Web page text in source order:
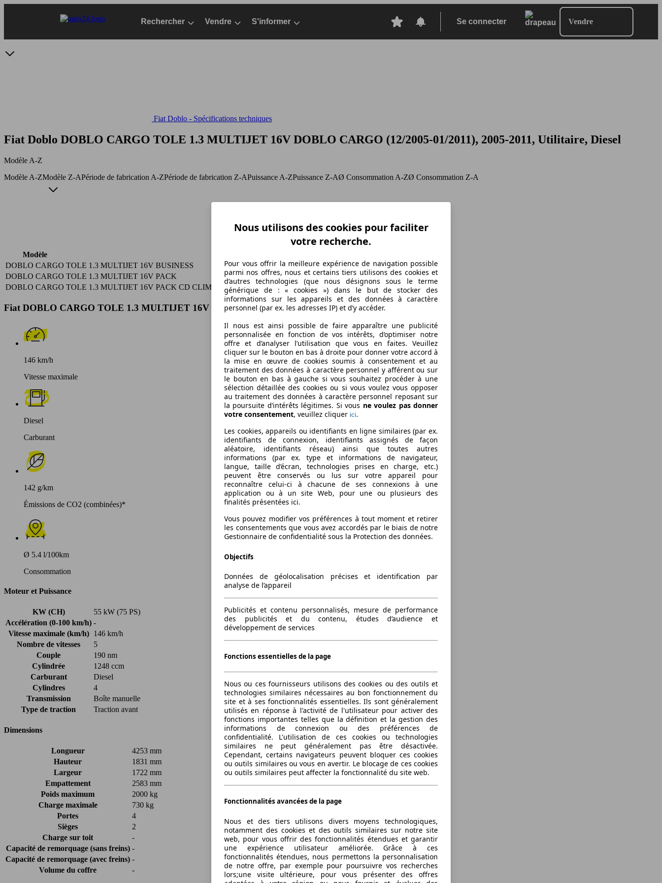
Rechercher Vendre S'informer Se connecter Vendre
Fiat Doblo - Spécifications techniques
Fiat Doblo DOBLO CARGO TOLE 1.3 MULTIJET 16V DOBLO CARGO (12/2005-01/2011), 2005-2011, Utilitaire, Diesel
Modèle A-Z
Modèle A-ZModèle Z-APériode de fabrication A-ZPériode de fabrication Z-APuissance A-ZPuissance Z-AØ Consommation A-ZØ Consommation Z-A
Modèle
DOBLO CARGO TOLE 1.3 MULTIJET 16V BUSINESS 2005/12 - 2011/01 55 KW (75 PS) 5.4 l/100km
DOBLO CARGO TOLE 1.3 MULTIJET 16V PACK
2005/12 - 2011/01 55 KW (75 PS) 5.4 l/100km
DOBLO CARGO TOLE 1.3 MULTIJET 16V PACK CD CLIM
2005/12 - 2011/01 55 KW (75 PS) 5.4 l/100km
Fiat DOBLO CARGO TOLE 1.3 MULTIJET 16V BUSINESS Spécifications techniques
146 km/h
Vitesse maximale
Diesel
Carburant
142 g/km
Émissions de CO2 (combinées)*
Ø 5.4 l/100km
Consommation
Moteur et Puissance
KW (CH)
55 kW (75 PS)
Accélération (0-100 km/h) -
Vitesse maximale (km/h)
146 km/h
Nombre de vitesses
5
Couple
190 nm
Cylindrée
1248 ccm
Carburant
Diesel
Cylindres
4
Transmission
Boîte manuelle
Type de traction
Traction avant
Dimensions
Longueur
4253 mm
Hauteur
1831 mm
Largeur
1722 mm
Empattement
2583 mm
Poids maximum
2000 kg
Charge maximale
730 kg
Portes
4
Sièges
2
Charge sur toit
-
Capacité de remorquage (sans freins) -
Capacité de remorquage (avec freins) -
Volume du coffre
-
Nous utilisons des cookies pour faciliter
votre recherche.
Pour vous offrir la meilleure expérience de navigation possible
parmi nos offres, nous et certains tiers utilisons des cookies et
d’autres technologies (que nous désignons sous le terme
générique de : « cookies ») dans le but de stocker des
informations sur les appareils et des données à caractère
personnel (par ex. les adresses IP) et d’y accéder.
Il nous est ainsi possible de faire apparaître une publicité
personnalisée en fonction de vos intérêts, d’optimiser notre
offre et d’analyser l’utilisation que vous en faites. Veuillez
cliquer sur le bouton en bas à droite pour donner votre accord à
la mise en œuvre de cookies soumis à consentement et au
traitement des données à caractère personnel y afférent ou sur
le bouton en bas à gauche si vous souhaitez procéder à une
sélection détaillée des cookies ou si vous voulez vous opposer
au traitement des données à caractère personnel reposant sur
la poursuite d’intérêts légitimes. Si vous ne voulez pas donner
votre consentement, veuillez cliquer ici.
Les cookies, appareils ou identifiants en ligne similaires (par ex.
identifiants de connexion, identifiants assignés de façon
aléatoire, identifiants réseau) ainsi que toutes autres
informations (par ex. type et informations de navigateur,
langue, taille d’écran, technologies prises en charge, etc.)
peuvent être conservés ou lus sur votre appareil pour
reconnaître celui-ci à chacune de ses connexions à une
application ou à un site Web, pour une ou plusieurs des
finalités présentées ici.
Vous pouvez modifier vos préférences à tout moment et retirer
les consentements que vous avez accordés par le biais de notre
Gestionnaire de confidentialité sous la Protection des données.
Objectifs
Données de géolocalisation précises et identification par
analyse de l’appareil
Publicités et contenu personnalisés, mesure de performance
des publicités et du contenu, études d’audience et
développement de services
Fonctions essentielles de la page
Nous ou ces fournisseurs utilisons des cookies ou des outils et
technologies similaires nécessaires au bon fonctionnement du
site et à ses fonctionnalités essentielles. Ils sont généralement
utilisés en réponse à l'activité de l'utilisateur pour activer des
fonctions importantes telles que la définition et la gestion des
informations de connexion ou des préférences de
confidentialité. L'utilisation de ces cookies ou technologies
similaires ne peut généralement pas être désactivée.
Cependant, certains navigateurs peuvent bloquer ces cookies
ou outils similaires ou vous en avertir. Le blocage de ces cookies
ou outils similaires peut affecter la fonctionnalité du site web.
Fonctionnalités avancées de la page
Nous et des tiers utilisons divers moyens technologiques,
notamment des cookies et des outils similaires sur notre site
web, pour vous offrir des fonctionnalités étendues et garantir
une expérience utilisateur améliorée. Grâce à ces
fonctionnalités étendues, nous permettons la personnalisation
de notre offre, par exemple pour poursuivre vos recherches
lors;une visite ultérieure, pour vous présenter des offres